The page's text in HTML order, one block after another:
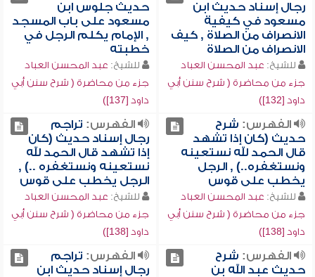
رجال إسناد حديث ابن
مسعود في كيفية
الانصراف من الصلاة , كيف
الانصراف من الصلاة
للشيخ: عبد المحسن العباد
جزء من محاضرة ( شرح سنن أبي
داود [132])
حديث جلوس ابن
مسعود على باب المسجد
, الإمام يكلم الرجل في
خطبته
للشيخ: عبد المحسن العباد
جزء من محاضرة ( شرح سنن أبي
داود [137])
الفهرس: شرح
حديث (كان إذا تشهد
قال الحمد لله نستعينه
ونستغفره..) , الرجل
يخطب على قوس
للشيخ: عبد المحسن العباد
جزء من محاضرة ( شرح سنن أبي
داود [138])
الفهرس: تراجم
رجال إسناد حديث (كان
إذا تشهد قال الحمد لله
نستعينه ونستغفره ..) ,
الرجل يخطب على قوس
للشيخ: عبد المحسن العباد
جزء من محاضرة ( شرح سنن أبي
داود [138])
الفهرس: شرح
حديث عبد الله بن
الفهرس: تراجم
رجال إسناد حديث ابن